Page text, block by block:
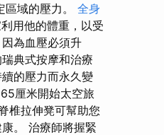
域的壓力。 全身
用他的體重，以受
為血壓必須升
典式按摩和治療
的壓力而永久變
厘米開始太空旅
椎拉伸凳可幫助您
。 治療師將握緊